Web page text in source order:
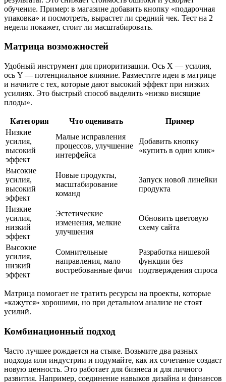
обучение. Пример: в магазине добавить кнопку «подарочная
упаковка» и посмотреть, вырастет ли средний чек. Тест на 2
недели покажет, стоит ли масштабировать.
Матрица возможностей
Удобный инструмент для приоритизации. Ось X — усилия,
ось Y — потенциальное влияние. Разместите идеи в матрице
и начните с тех, которые дают высокий эффект при низких
усилиях. Это быстрый способ выделить «низко висящие
плоды».
Категория Что оценивать
Пример
Низкие
усилия,
высокий
эффект
Малые исправления
процессов, улучшение
интерфейса
Добавить кнопку
«купить в один клик»
Высокие
усилия,
высокий
эффект
Новые продукты,
масштабирование
команд
Запуск новой линейки
продукта
Низкие
усилия,
низкий
эффект
Эстетические
изменения, мелкие
улучшения
Обновить цветовую
схему сайта
Высокие
усилия,
низкий
эффект
Сомнительные
направления, мало
востребованные фичи
Разработка нишевой
функции без
подтверждения спроса
Матрица помогает не тратить ресурсы на проекты, которые
«кажутся» хорошими, но при детальном анализе не стоят
усилий.
Комбинационный подход
Часто лучшее рождается на стыке. Возьмите два разных
подхода или индустрии и подумайте, как их сочетание создаст
новую ценность. Это работает для бизнеса и для личного
развития. Например, соединение навыков дизайна и финансов